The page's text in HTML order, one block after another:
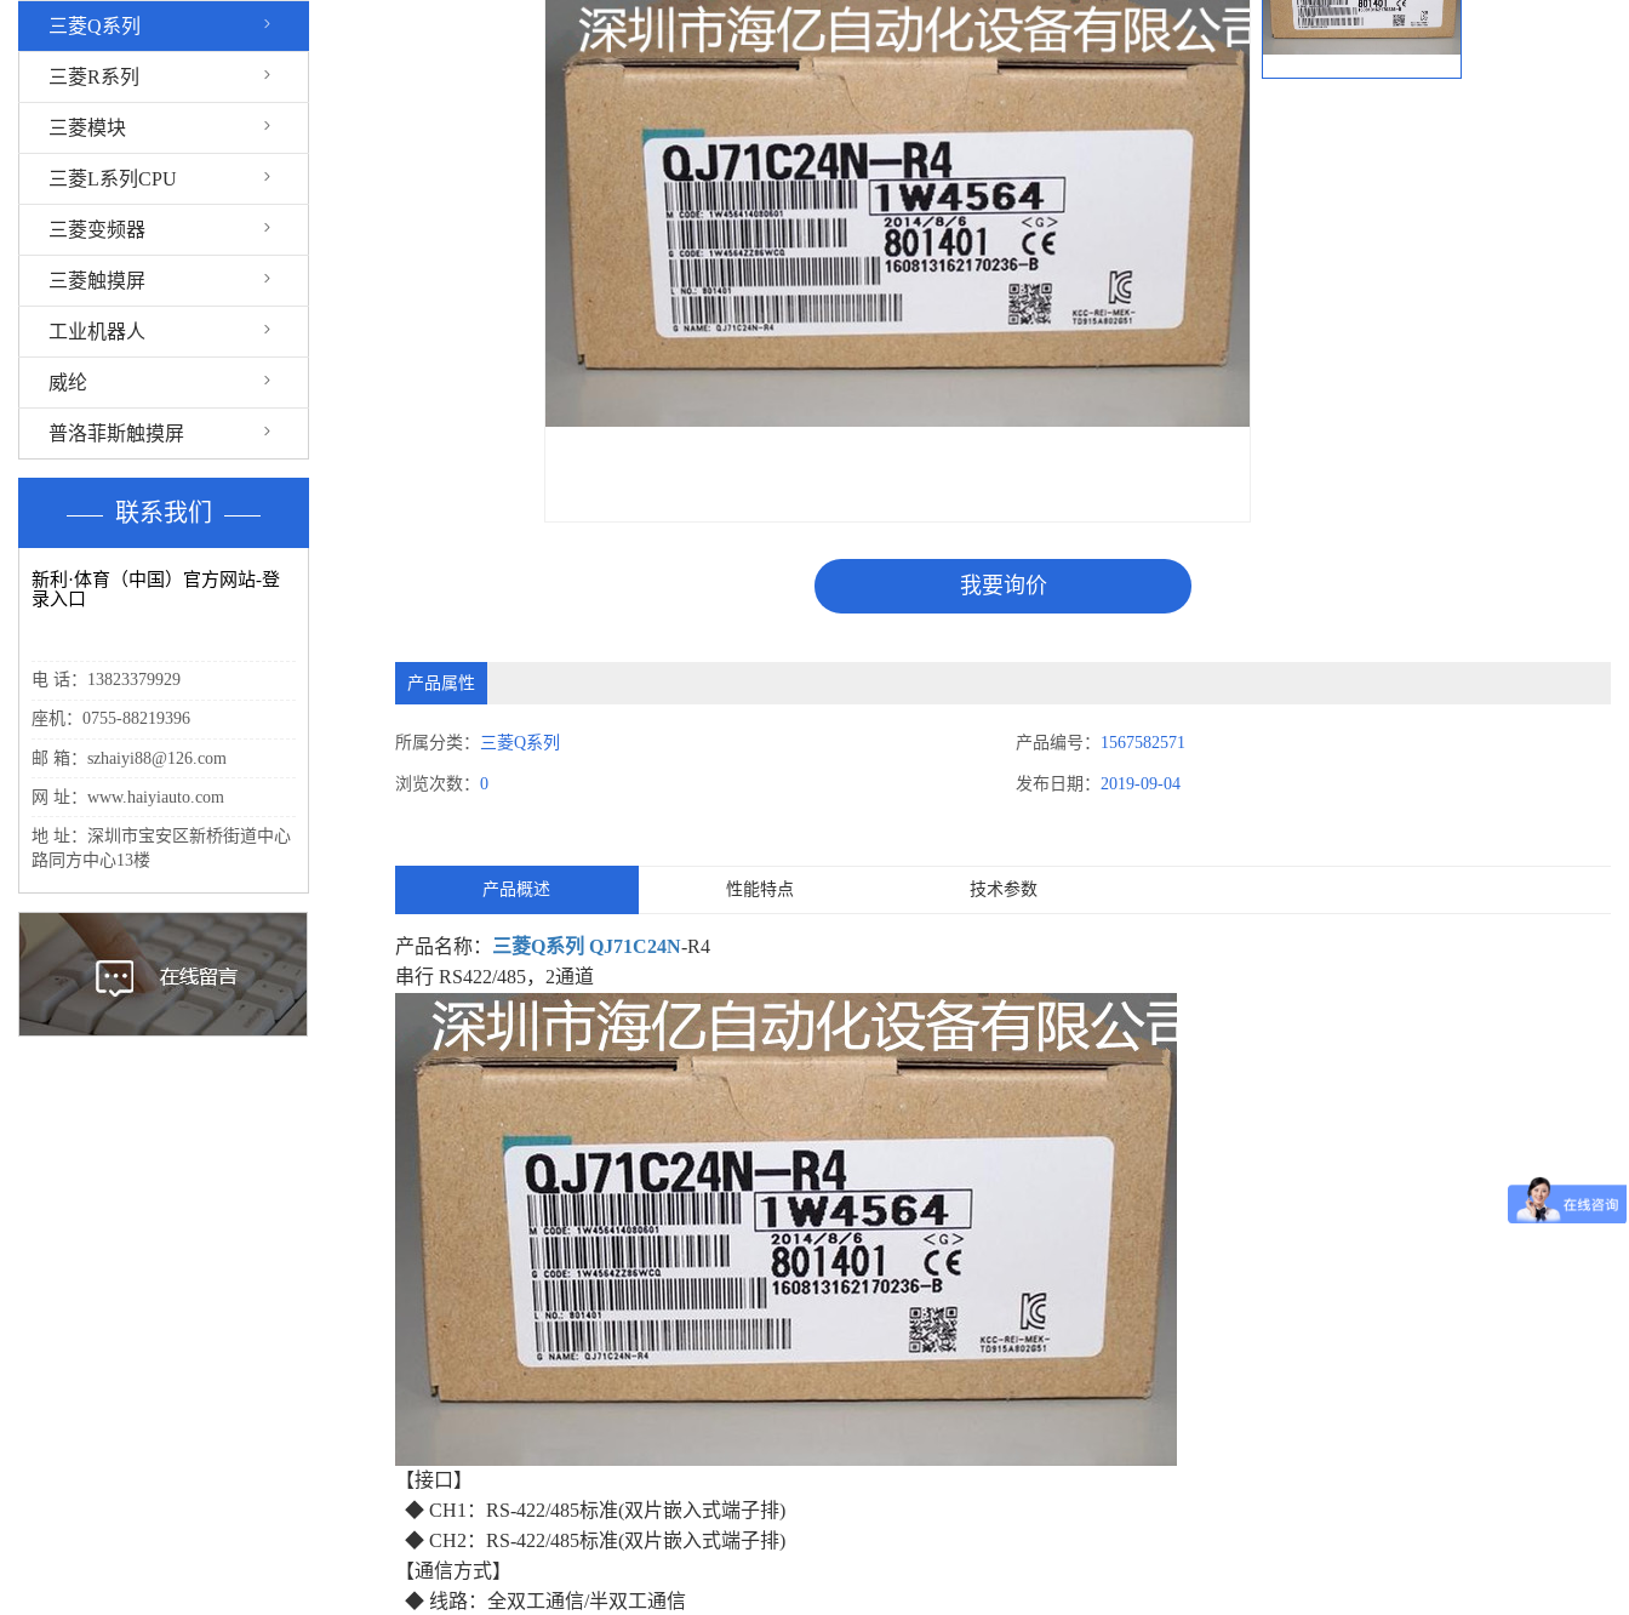
三菱Q系列
三菱R系列
三菱模块
三菱L系列CPU
三菱变频器
三菱触摸屏
工业机器人
威纶
普洛菲斯触摸屏
联系我们
新利·体育（中国）官方网站-登
录入口
电 话：13823379929
座机：0755-88219396
邮 箱：szhaiyi88@126.com
网 址：www.haiyiauto.com
地 址：深圳市宝安区新桥街道中心
路同方中心13楼
我要询价
产品属性
所属分类： 三菱Q系列 产品编号： 1567582571
浏览次数：0 发布日期： 2019-09-04
产品概述 性能特点 技术参数
产品名称： 三菱Q系列QJ71C24N-R4
串行 RS422/485，2通道
【接口】
◆ CH1：RS-422/485标准(双片嵌入式端子排)
◆ CH2：RS-422/485标准(双片嵌入式端子排)
【通信方式】
◆ 线路：全双工通信/半双工通信